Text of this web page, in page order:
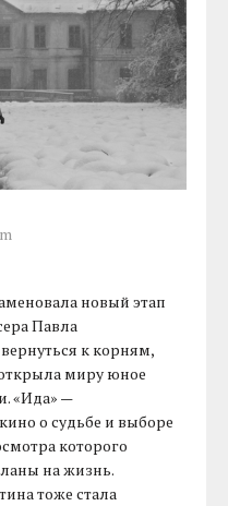
новый этап
Павла
к корням,
миру юное
«Ида» —
о судьбе и выборе
которого
на жизнь.
тоже стала